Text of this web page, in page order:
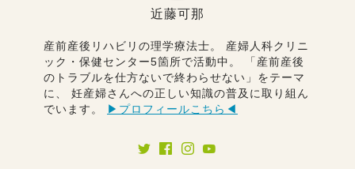
近藤可那
産前産後リハビリの理学療法士。 産婦人科クリニ
ック・保健センター5箇所で活動中。 「産前産後
のトラブルを仕方ないで終わらせない」をテーマ
に、 妊産婦さんへの正しい知識の普及に取り組ん
でいます。
▶︎プロフィールこちら◀︎